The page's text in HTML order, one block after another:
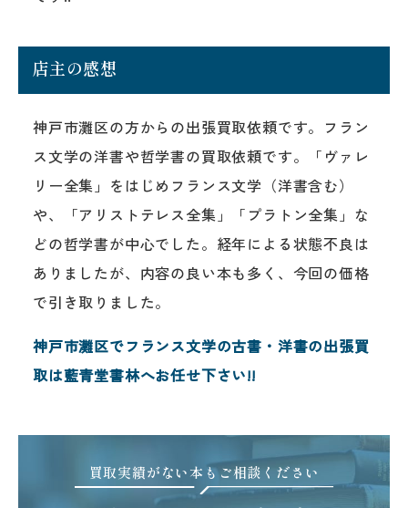
店主の感想
神戸市灘区の方からの出張買取依頼です。フラン
ス文学の洋書や哲学書の買取依頼です。「ヴァレ
リー全集」をはじめフランス文学（洋書含む）
や、「アリストテレス全集」「プラトン全集」な
どの哲学書が中心でした。経年による状態不良は
ありましたが、内容の良い本も多く、今回の価格
で引き取りました。
神戸市灘区でフランス文学の古書・洋書の出張買
取は藍青堂書林へお任せ下さい!!
買取実績がない本もご相談ください